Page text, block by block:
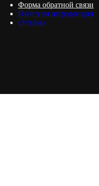
Форма обратной связи
Полезная информация
Отзывы